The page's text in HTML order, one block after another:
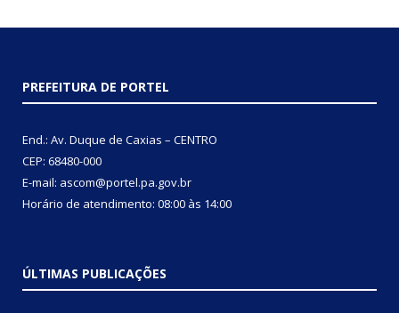
PREFEITURA DE PORTEL
End.: Av. Duque de Caxias – CENTRO
CEP: 68480-000
E-mail: ascom@portel.pa.gov.br
Horário de atendimento: 08:00 às 14:00
ÚLTIMAS PUBLICAÇÕES